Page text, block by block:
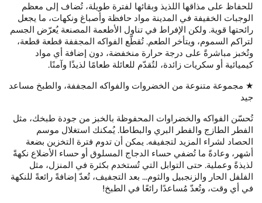
للحفاظ على مذاقها اللذيذ وبقائها لفترة طويلة، تُضاف إلى معظم
الوجبات الخفيفة في المدينة مواد حافظة وأصباغ ونكهات، ما يجعل
رائحتها قوية. ولكن الإفراط في تناول الأطعمة المصنعة يُعرّض الجسم
لتراكم السموم، ويتأخر الطعم. تُقطّع الفواكه المجففة قطعة قطعة،
وتُخبز مباشرةً على درجة حرارة منخفضة، دون إضافة أي مواد
كيميائية أو سكريات زائدة، لتُقدّم للعائلة طعامًا لذيذًا وآمنًا.
★ مجموعة متنوعة من الخضروات والفواكه المجففة، والطبخ مساعد
جيد
تُحسّن الفواكه والخضراوات المحفوظة بالخبز من جودة طبخك، مثل
الفطر الطازج والفطر البري والبطاطا. يُمكنك استغلال موسم
الحصاد لشراء المزيد لتجفيفه. يمكن أن تدوم فترة التخزين بضعة
أشهر، وعادةً ما تُضفي حساء الدجاج المسلوق أو حساء الأضلاع نكهةً
لذيذةً وعملية. حتى التوابل التي تُستخدم بكثرة في المنزل، مثل
الفلفل الحار والزنجبيل والثوم... بعد التجفيف، تُعدّ إضافةً رائعةً للنكهة
في أي وقت، وتُعدّ مُساعدًا رائعًا في الطبخ!